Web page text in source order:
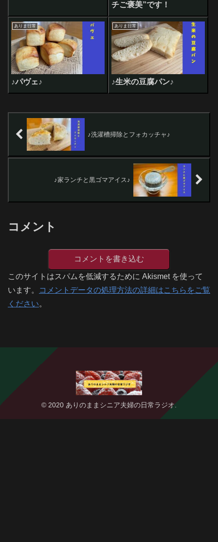
チご褒美”です！
ありま日常
♪パヴェ♪
ありま日常
♪生米の豆腐パン♪
♪洗濯槽掃除とフォカッチャ♪
♪家ランチと黒ゴマアイス♪
コメント
コメントを書き込む
このサイトはスパムを低減するために Akismet を使って
います。
コメントデータの処理方法の詳細はこちらをご覧
ください。
© 2020 ありのままシニア夫婦の日常ラジオ.